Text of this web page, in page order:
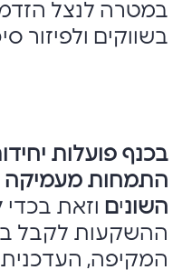
במטרה לנצל
בשווקים ולפיזור
בכנף פועלות
התמחות מעמיקה
השונים וזאת
ההשקעות לקבל
המקיפה, העדכנית